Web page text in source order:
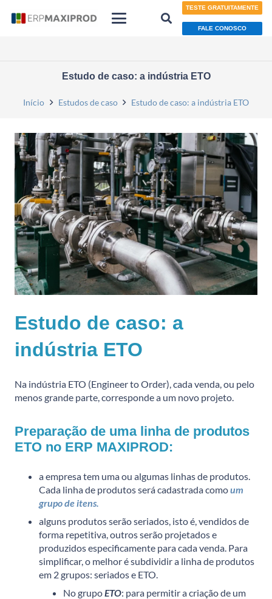
TESTE GRATUITAMENTE
FALE CONOSCO
Estudo de caso: a indústria ETO
Início Estudos de caso Estudo de caso: a indústria ETO
Estudo de caso: a
indústria ETO
Na indústria ETO (Engineer to Order), cada venda, ou pelo
menos grande parte, corresponde a um novo projeto.
Preparação de uma linha de produtos
ETO no ERP MAXIPROD:
a empresa tem uma ou algumas linhas de produtos.
Cada linha de produtos será cadastrada comoum
grupo de itens.
alguns produtos serão seriados, isto é, vendidos de
forma repetitiva, outros serão projetados e
produzidos especificamente para cada venda. Para
simplificar, o melhor é subdividir a linha de produtos
em 2 grupos: seriados e ETO.
No grupo ETO: para permitir a criação de um